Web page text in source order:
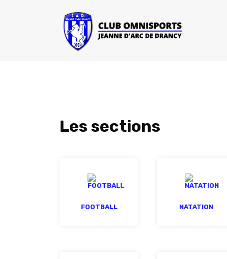
Les sections
FOOTBALL NATATION